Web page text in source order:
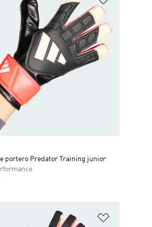
portero Predator Training junior